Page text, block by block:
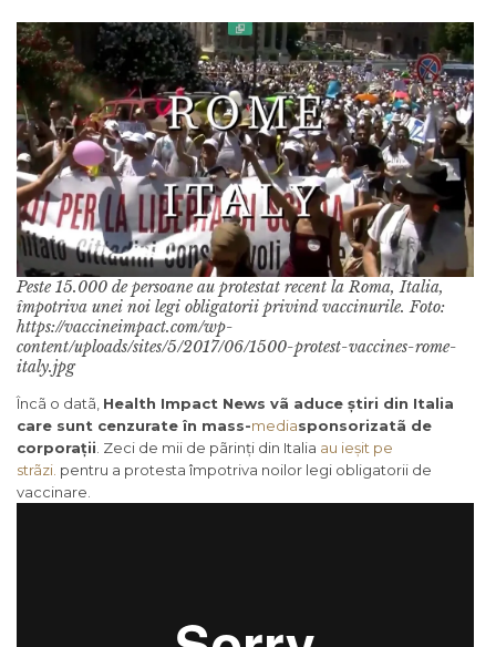
Peste 15.000 de persoane au protestat recent la Roma, Italia,
împotriva unei noi legi obligatorii privind vaccinurile. Foto:
https://vaccineimpact.com/wp-
content/uploads/sites/5/2017/06/1500-protest-vaccines-rome-
italy.jpg
Încã o datã, Health Impact News vã aduce știri din Italia
care sunt cenzurate în mass-mediasponsorizatã de
corporații . Zeci de mii de pãrinți din Italia au ieșit pe
strãzi pentru a protesta împotriva noilor legi obligatorii de
vaccinare.